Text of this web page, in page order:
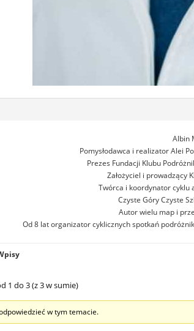
Albin
Pomysłodawca i realizator Alei
Prezes Fundacji Klubu
Założyciel i prowadzący
Twórca i koordynator cyklu
Czyste Góry Czyste
Autor wielu map i
Od 8 lat organizator cyklicznych spotkań
1 do 3 (z 3 w sumie)
w tym temacie.